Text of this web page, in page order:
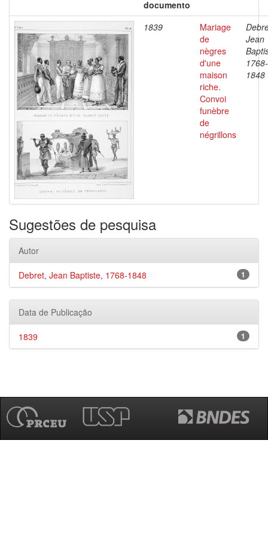
documento
1839
Mariage
de
nègres
d'une
maison
riche.
Convoi
funèbre
de
négrillons
Jean
1768-
1848
Sugestões de pesquisa
Autor
1
Debret, Jean Baptiste, 1768-1848
Data de Publicação
1
1839